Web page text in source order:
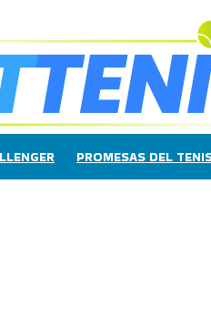
PROMESAS DEL